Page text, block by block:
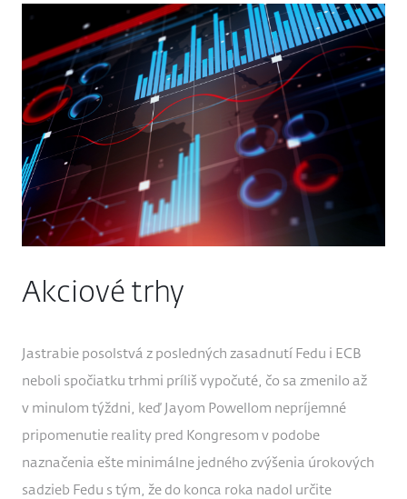
Akciové trhy
Jastrabie posolstvá z posledných zasadnutí Fedu i ECB
neboli spočiatku trhmi príliš vypočuté, čo sa zmenilo až
v minulom týždni, keď Jayom Powellom nepríjemné
pripomenutie reality pred Kongresom v podobe
naznačenia ešte minimálne jedného zvýšenia úrokových
sadzieb Fedu s tým, že do konca roka nadol určite